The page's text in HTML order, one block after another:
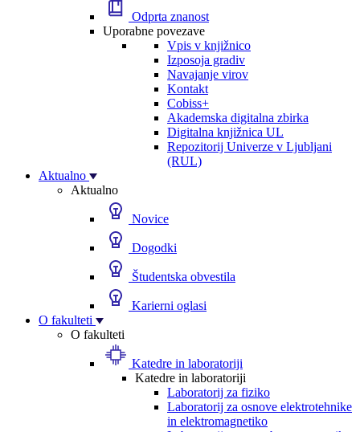
Odprta znanost
Uporabne povezave
Vpis v knjižnico
Izposoja gradiv
Navajanje virov
Kontakt
Cobiss+
Akademska digitalna zbirka
Digitalna knjižnica UL
Repozitorij Univerze v Ljubljani
(RUL)
Aktualno
Aktualno
Novice
Dogodki
Študentska obvestila
Karierni oglasi
O fakulteti
O fakulteti
Katedre in laboratoriji
Katedre in laboratoriji
Laboratorij za fiziko
Laboratorij za osnove elektrotehnike
in elektromagnetiko